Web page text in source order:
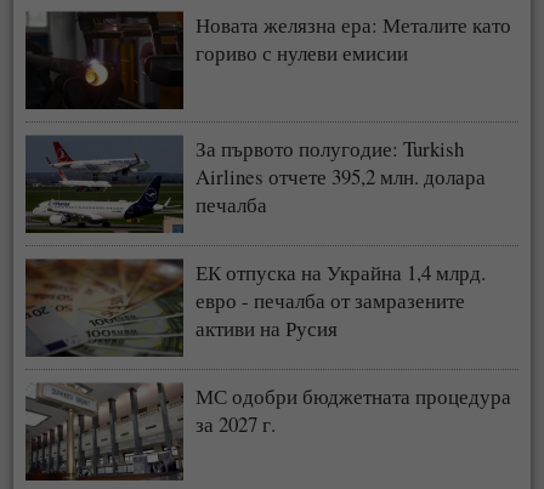
Новата желязна ера: Металите като
гориво с нулеви емисии
За първото полугодие: Turkish
Airlines отчете 395,2 млн. долара
печалба
ЕК отпуска на Украйна 1,4 млрд.
евро - печалба от замразените
активи на Русия
МС одобри бюджетната процедура
за 2027 г.